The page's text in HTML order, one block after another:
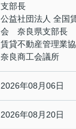
支部長
公益社団法人 全国
会 奈良県支部長
賃貸不動産管理業
奈良商工会議所
2026年08月06日
2026年08月20日